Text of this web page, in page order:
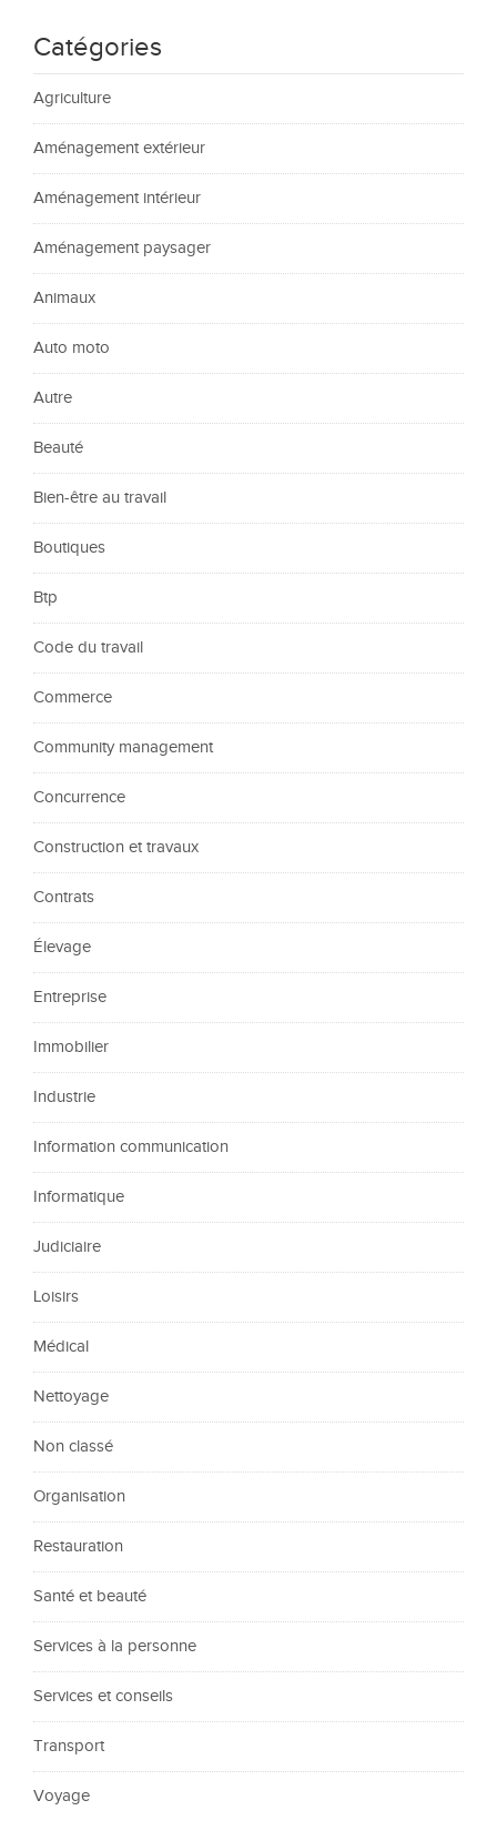
Catégories
Agriculture
Aménagement extérieur
Aménagement intérieur
Aménagement paysager
Animaux
Auto moto
Autre
Beauté
Bien-être au travail
Boutiques
Btp
Code du travail
Commerce
Community management
Concurrence
Construction et travaux
Contrats
Élevage
Entreprise
Immobilier
Industrie
Information communication
Informatique
Judiciaire
Loisirs
Médical
Nettoyage
Non classé
Organisation
Restauration
Santé et beauté
Services à la personne
Services et conseils
Transport
Voyage